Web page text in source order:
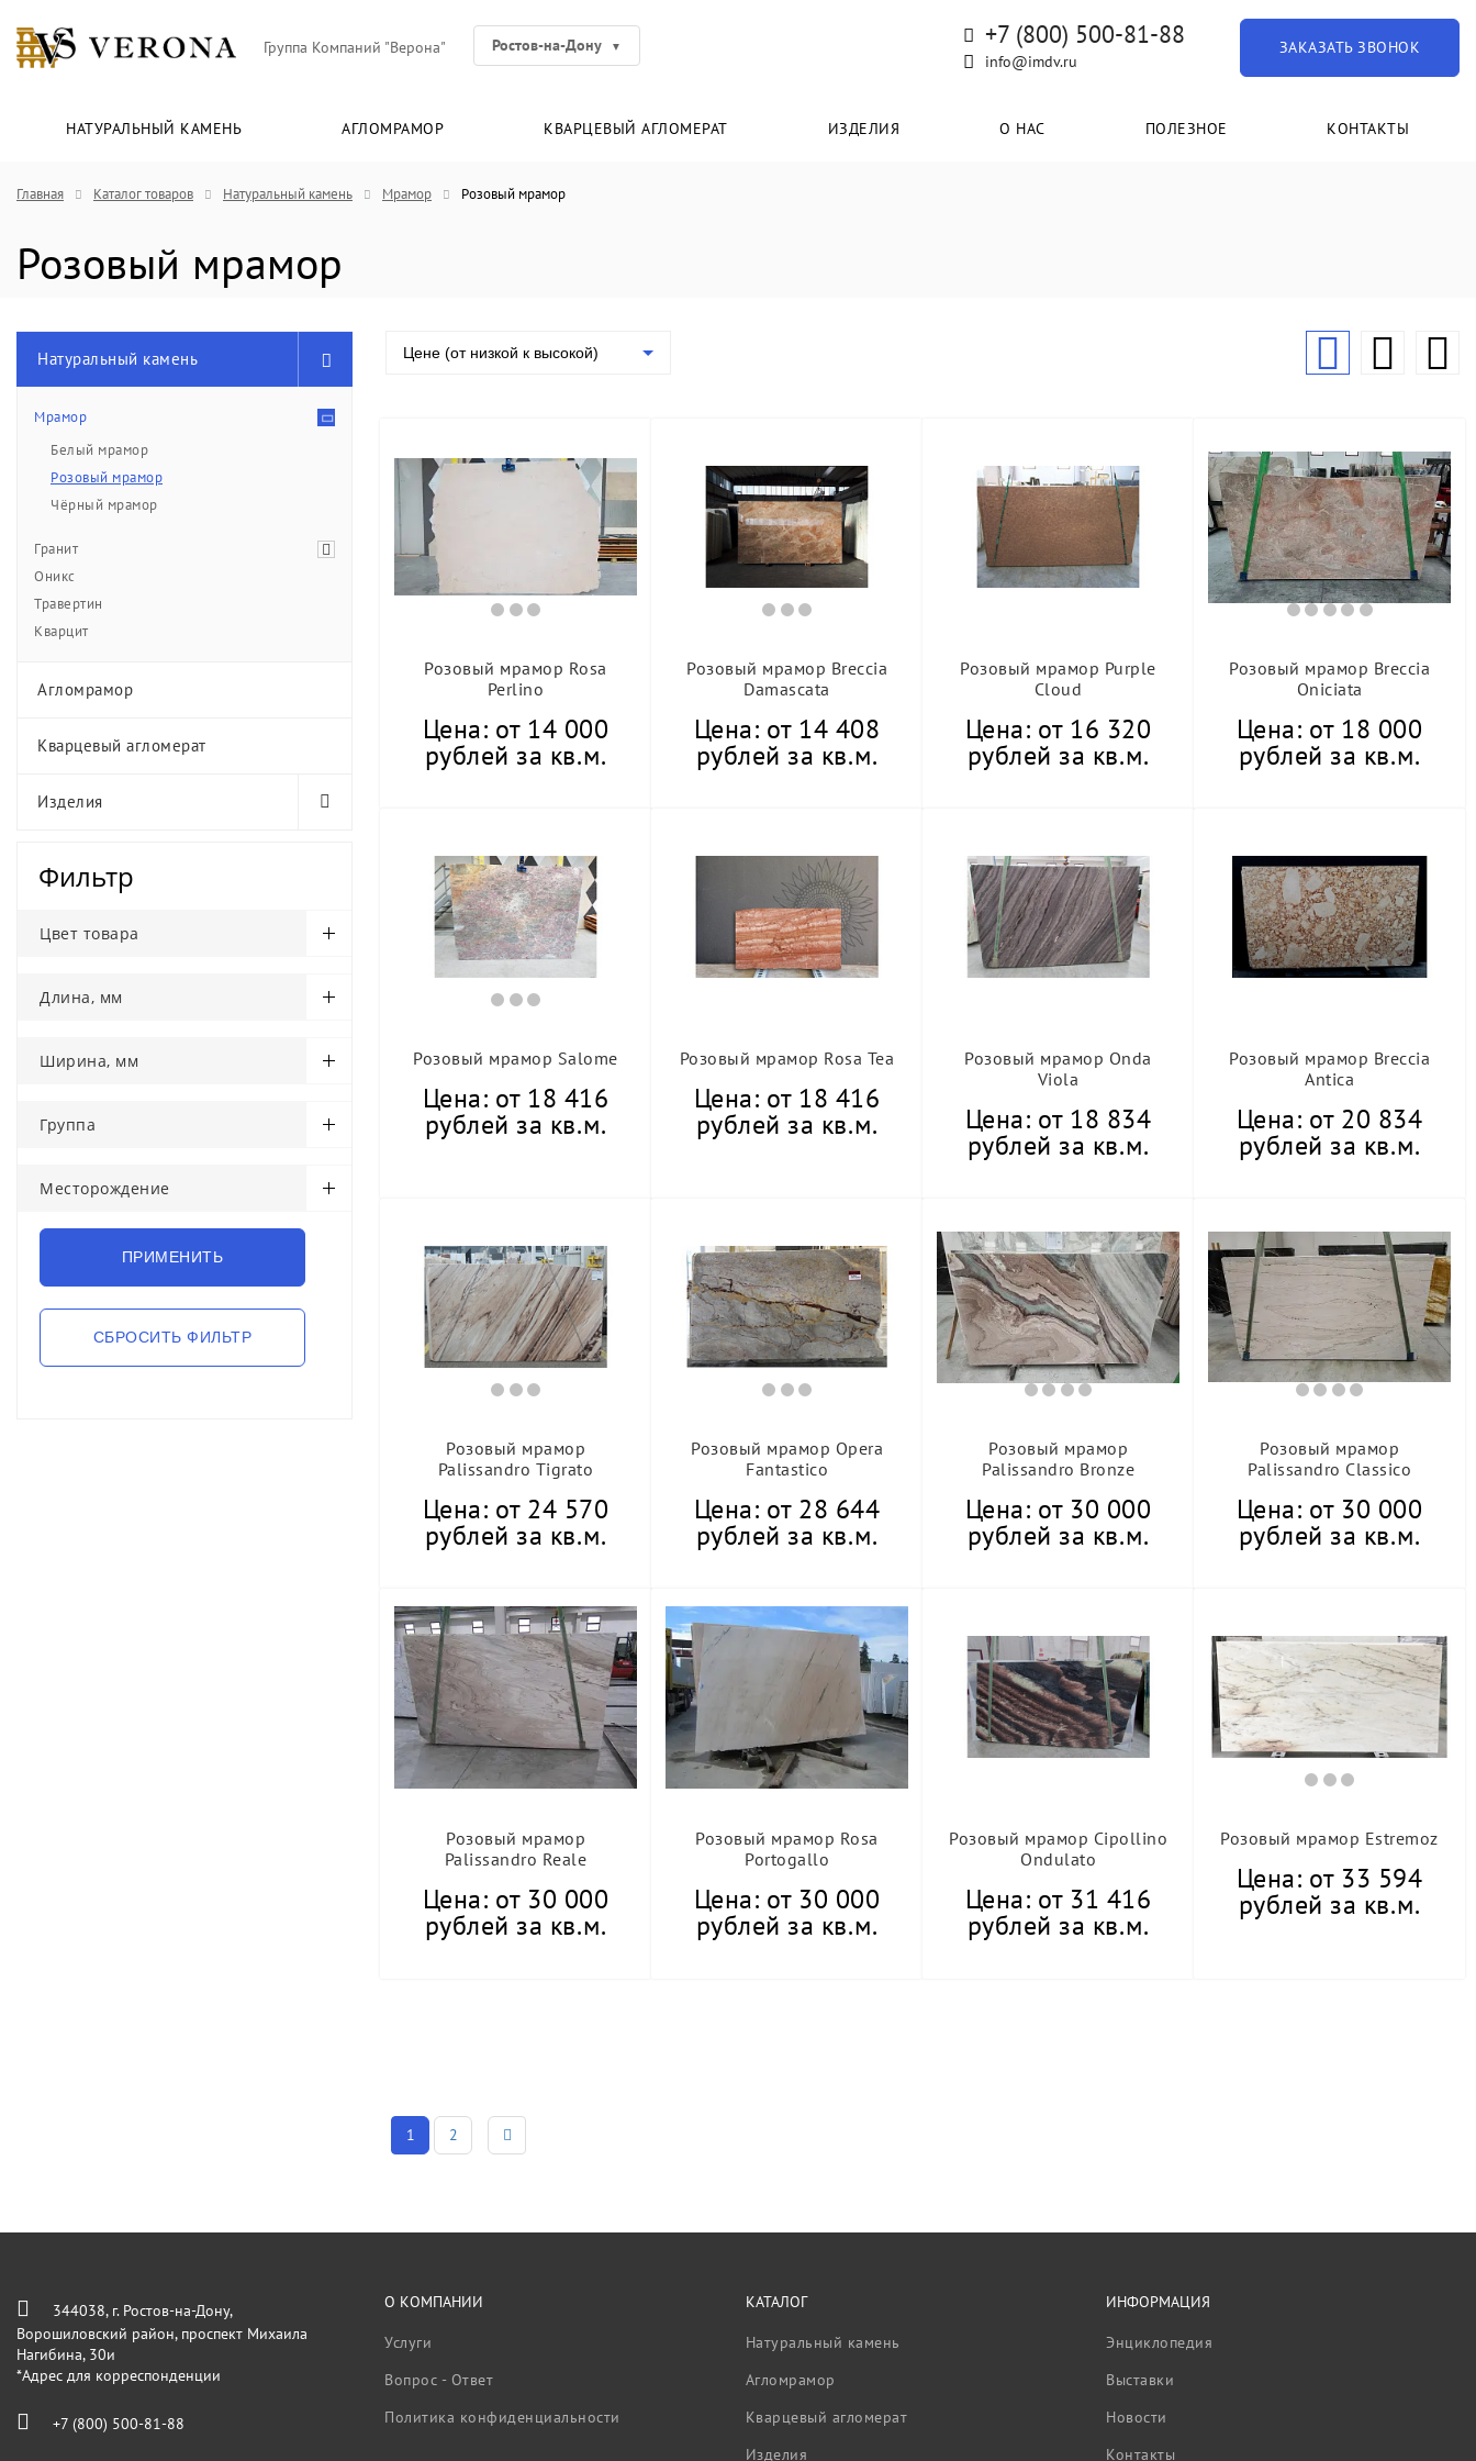
Группа Компаний "Верона" Ростов-на-Дону +7 (800) 500-81-88
info@imdv.ru
ЗАКАЗАТЬ ЗВОНОК
НАТУРАЛЬНЫЙ КАМЕНЬ АГЛОМРАМОР КВАРЦЕВЫЙ АГЛОМЕРАТ ИЗДЕЛИЯ О НАС ПОЛЕЗНОЕ КОНТАКТЫ
Главная Каталог товаров Натуральный камень Мрамор Розовый мрамор
Розовый мрамор
Натуральный камень
Мрамор
Белый мрамор
Розовый мрамор
Чёрный мрамор
Гранит
Оникс
Травертин
Кварцит
Агломрамор
Кварцевый агломерат
Изделия
Фильтр
Цвет товара
Длина, мм
Ширина, мм
Группа
Месторождение
Цене (от низкой к высокой)
Розовый мрамор Rosa
Perlino
Цена: от 14 000
рублей за кв.м.
Розовый мрамор Breccia
Damascata
Цена: от 14 408
рублей за кв.м.
Розовый мрамор Purple
Cloud
Цена: от 16 320
рублей за кв.м.
Розовый мрамор Breccia
Oniciata
Цена: от 18 000
рублей за кв.м.
Розовый мрамор Salome
Цена: от 18 416
рублей за кв.м.
Розовый мрамор Rosa Tea
Цена: от 18 416
рублей за кв.м.
Розовый мрамор Onda
Viola
Цена: от 18 834
рублей за кв.м.
Розовый мрамор Breccia
Antica
Цена: от 20 834
рублей за кв.м.
Розовый мрамор
Palissandro Tigrato
Цена: от 24 570
рублей за кв.м.
Розовый мрамор Opera
Fantastico
Цена: от 28 644
рублей за кв.м.
Розовый мрамор
Palissandro Bronze
Цена: от 30 000
рублей за кв.м.
Розовый мрамор
Palissandro Classico
Цена: от 30 000
рублей за кв.м.
Розовый мрамор
Palissandro Reale
Цена: от 30 000
рублей за кв.м.
Розовый мрамор Rosa
Portogallo
Цена: от 30 000
рублей за кв.м.
Розовый мрамор Cipollino
Ondulato
Цена: от 31 416
рублей за кв.м.
Розовый мрамор Estremoz
Цена: от 33 594
рублей за кв.м.
1 2
344038, г. Ростов-на-Дону,
Ворошиловский район, проспект Михаила
Нагибина, 30и
*Адрес для корреспонденции
+7 (800) 500-81-88
О КОМПАНИИ
Услуги
Вопрос - Ответ
Политика конфиденциальности
КАТАЛОГ
Натуральный камень
Агломрамор
Кварцевый агломерат
Изделия
ИНФОРМАЦИЯ
Энциклопедия
Выставки
Новости
Контакты